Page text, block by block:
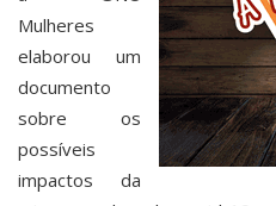
Mulheres
elaborou um
documento
sobre os
possíveis
impactos da